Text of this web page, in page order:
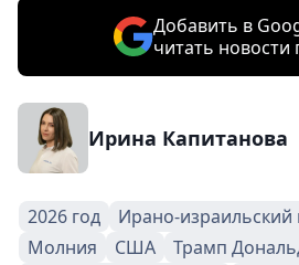
Добавить в
читать
Ирина Капитанова
2026 год Ирано-израильский
Молния
США
Трамп